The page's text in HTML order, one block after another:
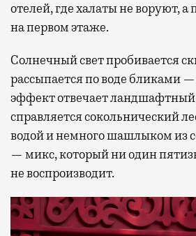
отелей, где халаты не воруют,
на первом этаже.
Солнечный свет пробивается
рассыпается по воде бликами —
эффект отвечает ландшафтный
справляется сокольнический
водой и немного шашлыком из
— микс, который ни один
не воспроизводит.